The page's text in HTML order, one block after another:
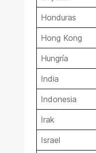
Honduras
Hong Kong
Hungría
India
Indonesia
Irak
Israel